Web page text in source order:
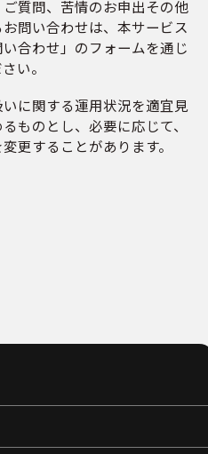
質問、苦情のお申出その他
問い合わせは、本サービス
合わせ」のフォームを通じ
い。
に関する運用状況を適宜見
ものとし、必要に応じて、
更することがあります。